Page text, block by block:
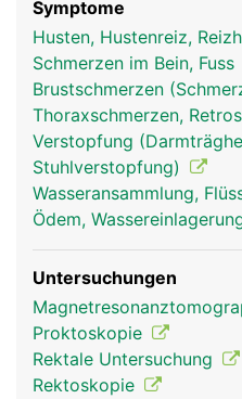
Symptome
Husten, Hustenreiz,
Schmerzen im Bein, Fuss
Brustschmerzen
Thoraxschmerzen,
Verstopfung
Stuhlverstopfung)
Wasseransammlung,
Ödem,
Untersuchungen
Proktoskopie
Rektale Untersuchung
Rektoskopie